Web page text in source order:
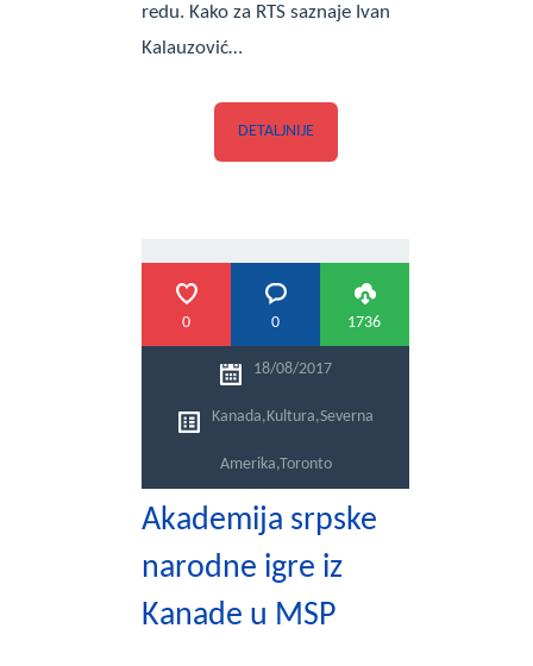
redu. Kako za RTS saznaje Ivan
Kalauzović…
DETALJNIJE
0 0 1736
18/08/2017
Kanada,Kultura,Severna
Amerika,Toronto
Akademija srpske
narodne igre iz
Kanade u MSP